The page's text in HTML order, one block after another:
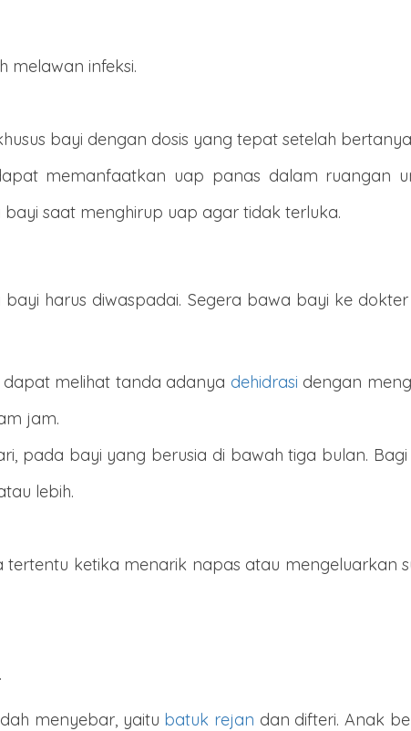
melawan infeksi.
bayi dengan dosis yang tepat setelah
memanfaatkan uap panas dalam ruangan
saat menghirup uap agar tidak terluka.
harus diwaspadai. Segera bawa bayi ke
dapat melihat tanda adanya dehidrasi dengan
jam.
pada bayi yang berusia di bawah tiga bulan. Bagi
lebih.
ketika menarik napas atau mengeluarkan
menyebar, yaitu batuk rejan dan difteri. Anak